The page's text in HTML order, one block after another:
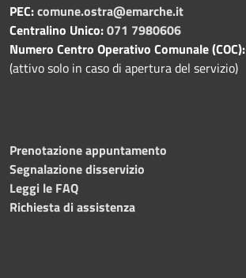
PEC:comune.ostra@emarche.it
Centralino Unico:071 7980606
Numero Centro Operativo Comunale (COC):
(attivo solo in caso di apertura del servizio)
Prenotazione appuntamento
Segnalazione disservizio
Leggi le FAQ
Richiesta di assistenza